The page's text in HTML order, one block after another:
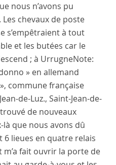
nous n’avons pu
chevaux de poste
s’empêtraient à tout
et les butées car le
; à UrrugneNote:
» en allemand
commune française
de-Luz., Saint-Jean-de-
de nouveaux
là que nous avons dû
6 lieues en quatre relais
m’a fait ouvrir la porte de